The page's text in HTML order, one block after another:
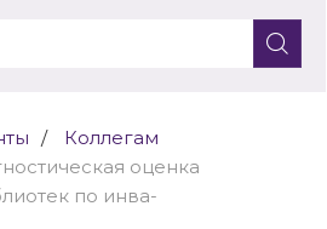
Коллегам
оценка
по инва-